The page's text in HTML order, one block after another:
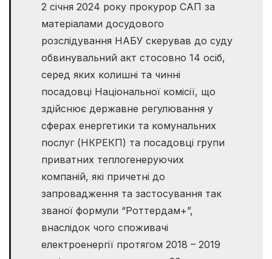
2 січня 2024 року прокурор САП за
матеріалами досудового
розслідування НАБУ скерував до суду
обвинувальний акт стосовно 14 осіб,
серед яких колишні та чинні
посадовці Національної комісії, що
здійснює державне регулювання у
сферах енергетики та комунальних
послуг (НКРЕКП) та посадовці групи
приватних теплогенеруючих
компаній, які причетні до
запровадження та застосування так
званої формули “Роттердам+”,
внаслідок чого споживачі
електроенергії протягом 2018 – 2019